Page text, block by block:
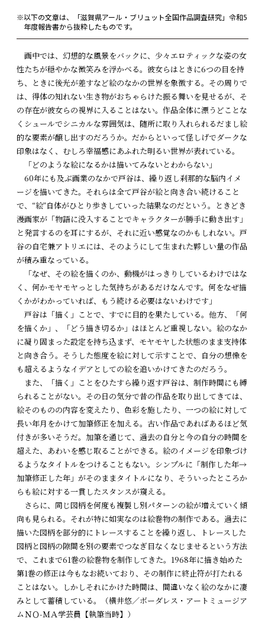
※以下の文章は、「滋賀県アール・ブリュット全国作品調査研究」令和5
年度報告書から抜粋したものです。
画中では、幻想的な風景をバックに、少々エロティックな姿の女
性たちが穏やかな微笑みを浮かべる。彼女らはときに6つの目を持
ち、ときに後光が差すなど絵のなかの世界を象徴する。その周りで
は、得体の知れない生き物がおちゃらけた振る舞いを見せるが、そ
の存在が彼女らの視界に入ることはない。作品全体に漂うどことな
くシュールでシニカルな雰囲気は、随所に取り入れられるだまし絵
的な要素が醸し出すのだろうか。だからといって怪しげでダークな
印象はなく、むしろ幸福感にあふれた明るい世界が表れている。
「どのような絵になるかは描いてみないとわからない」
60年にも及ぶ画業のなかで戸谷は、繰り返し刹那的な脳内イメ
ージを描いてきた。それらは全て戸谷が絵と向き合い続けること
で、“絵”自体がひとり歩きしていった結果なのだという。ときどき
漫画家が「物語に没入することでキャラクターが勝手に動き出す」
と発言するのを耳にするが、それに近い感覚なのかもしれない。戸
谷の自宅兼アトリエには、そのようにして生まれた夥しい量の作品
が積み重なっている。
「なぜ、その絵を描くのか、動機がはっきりしているわけではな
く、何かモヤモヤっとした気持ちがあるだけなんです。何をなぜ描
くかがわかっていれば、もう続ける必要はないわけです」
戸谷は「描く」ことで、すでに目的を果たしている。他方、「何
を描くか」、「どう描き切るか」はほとんど重視しない。絵のなか
に凝り固まった設定を持ち込まず、モヤモヤした状態のまま支持体
と向き合う。そうした態度を絵に対して示すことで、自分の想像を
も超えるようなイデアとしての絵を追いかけてきたのだろう。
また、「描く」ことをひたすら繰り返す戸谷は、制作時間にも縛
られることがない。その日の気分で昔の作品を取り出してきては、
絵そのものの内容を変えたり、色彩を施したり、一つの絵に対して
長い年月をかけて加筆修正を加える。古い作品であればあるほど気
付きが多いそうだ。加筆を通じて、過去の自分と今の自分の時間を
超えた、あわいを感じ取ることができる。絵のイメージを印象づけ
るようなタイトルをつけることもない。シンプルに「制作した年→
加筆修正した年」がそのままタイトルになり、そういったところか
らも絵に対する一貫したスタンスが窺える。
さらに、同じ図柄を何度も複製し別パターンの絵が増えていく傾
向も見られる。それが特に如実なのは絵巻物の制作である。過去に
描いた図柄を部分的にトレースすることを繰り返し、トレースした
図柄と図柄の隙間を別の要素でつなぎ目なくなじませるという方法
で、これまで61巻の絵巻物を制作してきた。1968年に描き始めた
第1巻の修正は今もなお続いており、その制作に終止符が打たれる
ことはない。しかしそれにかけた時間は、間違いなく絵のなかに凄
みとして蓄積している。（横井悠／ボーダレス・アートミュージア
ムＮＯ-ＭＡ学芸員【執筆当時】）